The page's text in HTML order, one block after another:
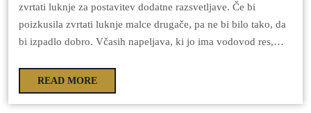
zvrtati luknje za postavitev dodatne razsvetljave. Če bi
poizkusila zvrtati luknje malce drugače, pa ne bi bilo tako, da
bi izpadlo dobro. Včasih napeljava, ki jo ima vodovod res,…
READ MORE